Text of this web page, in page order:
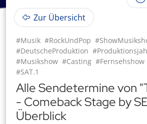
Zur Übersicht
#Musik #RockUndPop
#DeutscheProduktion
#Musikshow #Casting #Fernsehshow
#SAT.1
Alle Sendetermine von
- Comeback Stage by
Überblick